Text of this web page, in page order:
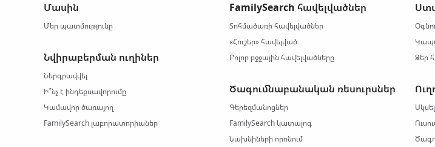
Մասին
Մեր պատմությունը
Նվիրաբերման ուղիներ
Ներգրավվել
Ի՞նչ է ինդեքսավորումը
Կամավոր ծառայող
FamilySearch լաբորատորիաներ
FamilySearch հավելվածներ
Տոհմածառի հավելվածներ
«Հուշեր» հավելված
Բոլոր բջջային հավելվածները
Ծագումնաբանական ռեսուրսներ
Գերեզմանոցներ
FamilySearch կատալոգ
Նախնիների որոնում
Ձեր
Սկսել